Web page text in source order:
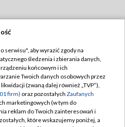
TVP
TVP
prywatności
zgody
serwisu", aby wyrazić zgody na
śledzenia i zbierania danych,
końcowym i ich
Twoich danych osobowych przez
(zwaną dalej również „TVP”),
firm) oraz pozostałych Zaufanych
marketingowych (w tym do
reklam do Twoich zainteresowań i
które wskazujemy poniżej, a